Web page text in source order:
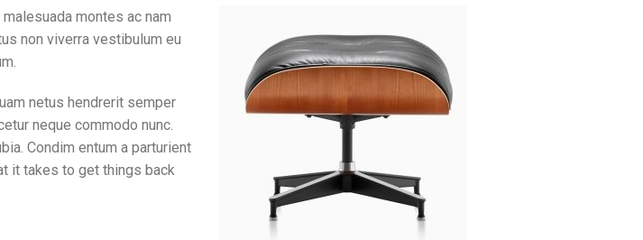
montes ac nam
non viverra vestibulum eu
netus hendrerit semper
neque commodo nunc.
Condim entum a parturient
it takes to get things back